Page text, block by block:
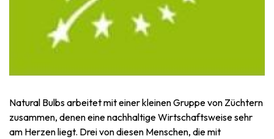
Natural Bulbs arbeitet mit einer kleinen Gruppe von Züchtern
zusammen, denen eine nachhaltige Wirtschaftsweise sehr
am Herzen liegt. Drei von diesen Menschen, die mit